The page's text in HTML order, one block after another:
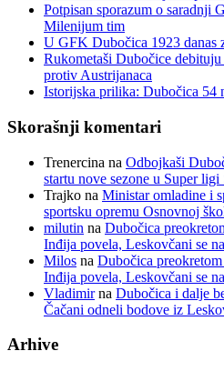
Potpisan sporazum o saradnji
Milenijum tim
U GFK Dubočica 1923 danas
Rukometaši Dubočice
protiv Austrijanaca
Istorijska prilika: Dubočica 54
Skorašnji komentari
Trenercina na Odbojkaši
startu nove sezone u Super ligi
Trajko na Ministar omladine i
sportsku opremu Osnovnoj
milutin na Dubočica
Inđija povela, Leskovčani se
Milos na Dubočica
Inđija povela, Leskovčani se
Vladimirna Dubočica i dalje
Čačani odneli bodove iz
Arhive